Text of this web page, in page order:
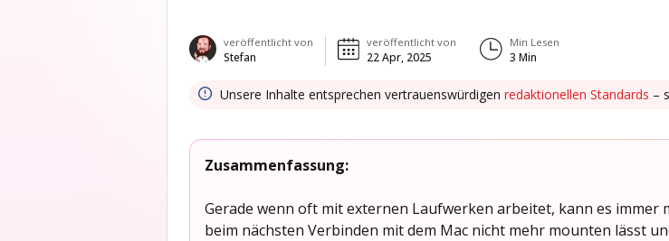
veröffentlicht von
Stefan
veröffentlicht von
22 Apr, 2025
Min Lesen
3 Min
Unsere Inhalte entsprechen vertrauenswürdigenredaktionellen Standards –
Zusammenfassung:
Gerade wenn oft mit externen Laufwerken arbeitet, kann es immer
beim nächsten Verbinden mit dem Mac nicht mehr mounten lässt